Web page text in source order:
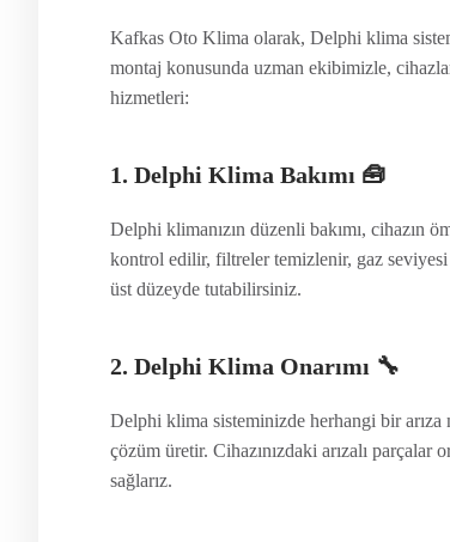
Kafkas Oto Klima olarak, Delphi klima
montaj konusunda uzman ekibimizle,
hizmetleri:
1. Delphi Klima Bakımı 🧰
Delphi klimanızın düzenli bakımı, cihazın
kontrol edilir, filtreler temizlenir, gaz seviyesi
üst düzeyde tutabilirsiniz.
2. Delphi Klima Onarımı 🔧
Delphi klima sisteminizde herhangi bir arıza
çözüm üretir. Cihazınızdaki arızalı parçalar
sağlarız.